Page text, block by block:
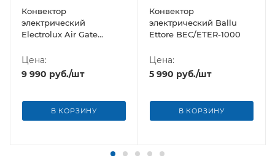
Конвектор
электрический
Electrolux Air Gate
2000
Цена:
9 990 руб./шт
В КОРЗИНУ
Конвектор
электрический Ballu
Ettore BEC/ETER-1000
Цена:
5 990 руб./шт
В КОРЗИНУ